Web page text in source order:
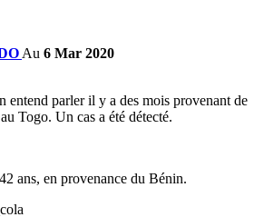
Au 6 Mar 2020
entend parler il y a des mois provenant de
Togo. Un cas a été détecté.
ans, en provenance du Bénin.